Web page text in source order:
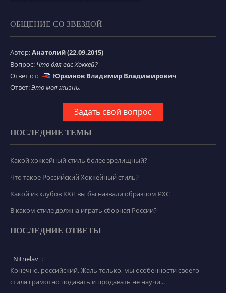
ОБЩЕНИЕ СО ЗВЕЗДОЙ
Автор:Анатолий (22.09.2015)
Вопрос: Что для вас Хоккей?
Ответ от:
Юрзинов Владимир Владимирович
Ответ:Это моя жизнь.
Задать свой вопрос
ПОСЛЕДНИЕ ТЕМЫ
Какой хоккейный стиль более зрелищный?
Что такое Российский Хоккейный стиль?
Какой из клубов КХЛ вы бы назвали образцом РХС
В каком стиле должна играть сборная России?
ПОСЛЕДНИЕ ОТВЕТЫ
_Nitnelav_:
Конечно, российский. Жаль только, мы особенности своего
стиля грамотно подавать и продавать не научи...